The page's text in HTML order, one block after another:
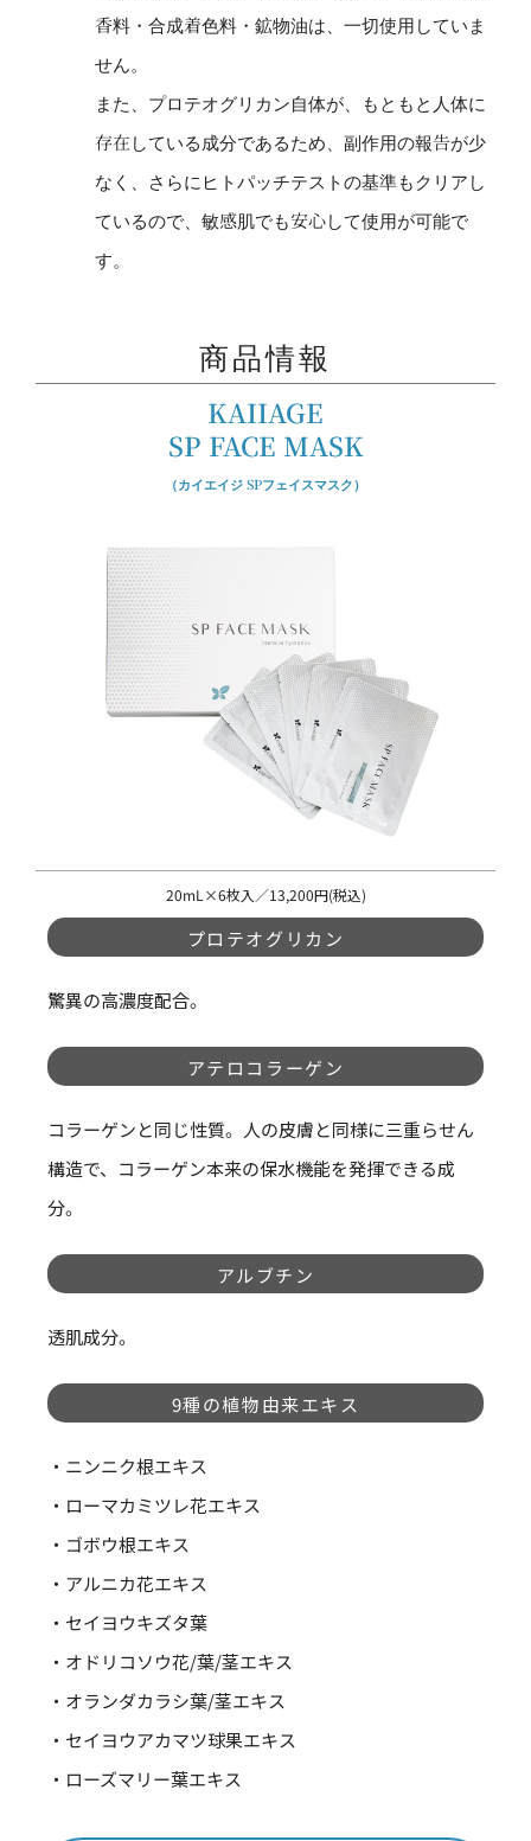
香料・合成着色料・鉱物油は、一切使用していま
せん。
また、プロテオグリカン自体が、もともと人体に
存在している成分であるため、副作用の報告が少
なく、さらにヒトパッチテストの基準もクリアし
ているので、敏感肌でも安心して使用が可能で
す。
商品情報
KAIIAGE
SP FACE MASK
（カイエイジ SPフェイスマスク）
20mL×6枚入／13,200円(税込)
プロテオグリカン
驚異の高濃度配合。
アテロコラーゲン
コラーゲンと同じ性質。人の皮膚と同様に三重らせん
構造で、コラーゲン本来の保水機能を発揮できる成
分。
アルブチン
透肌成分。
9種の植物由来エキス
・ニンニク根エキス
・ローマカミツレ花エキス
・ゴボウ根エキス
・アルニカ花エキス
・セイヨウキズタ葉
・オドリコソウ花/葉/茎エキス
・オランダカラシ葉/茎エキス
・セイヨウアカマツ球果エキス
・ローズマリー葉エキス